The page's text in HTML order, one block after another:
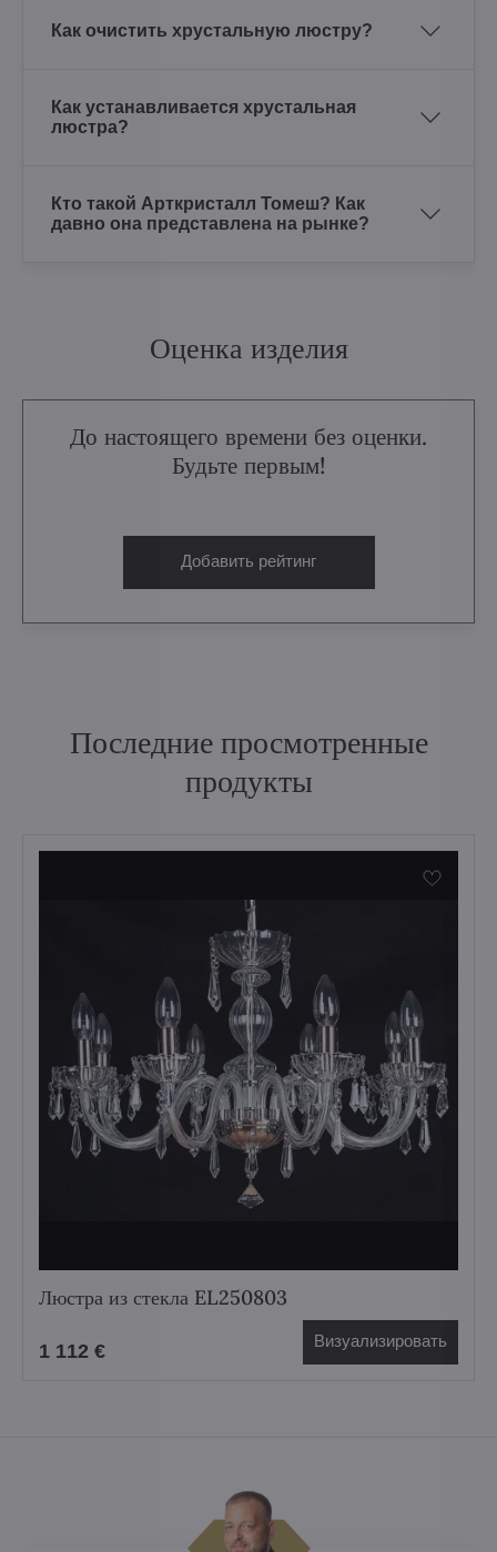
Как очистить хрустальную люстру?
Как устанавливается хрустальная
люстра?
Кто такой Арткристалл Томеш? Как
давно она представлена на рынке?
Оценка изделия
До настоящего времени без оценки.
Будьте первым!
Добавить рейтинг
Последние просмотренные
продукты
Люстра из стекла EL250803
1 112 € Визуализировать